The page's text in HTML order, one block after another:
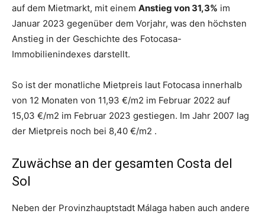
auf dem Mietmarkt, mit einem Anstieg von 31,3% im
Januar 2023 gegenüber dem Vorjahr, was den höchsten
Anstieg in der Geschichte des Fotocasa-
Immobilienindexes darstellt.
So ist der monatliche Mietpreis laut Fotocasa innerhalb
von 12 Monaten von 11,93 €/m2 im Februar 2022 auf
15,03 €/m2 im Februar 2023 gestiegen. Im Jahr 2007 lag
der Mietpreis noch bei 8,40 €/m2 .
Zuwächse an der gesamten Costa del
Sol
Neben der Provinzhauptstadt Málaga haben auch andere